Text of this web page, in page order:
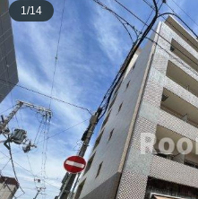
1/14